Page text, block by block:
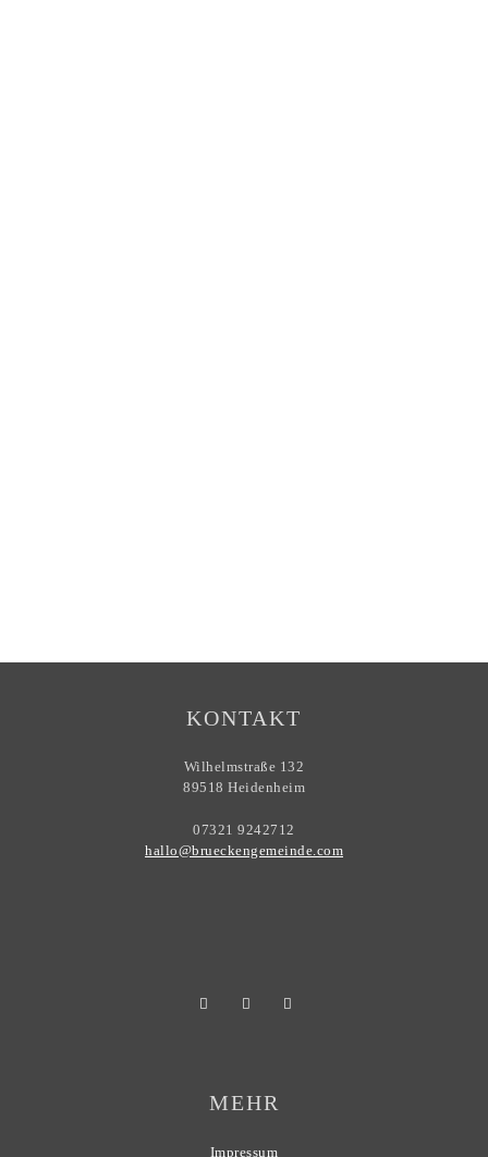
KONTAKT
Wilhelmstraße 132
89518 Heidenheim
07321 9242712
hallo@brueckengemeinde.com
MEHR
Impressum